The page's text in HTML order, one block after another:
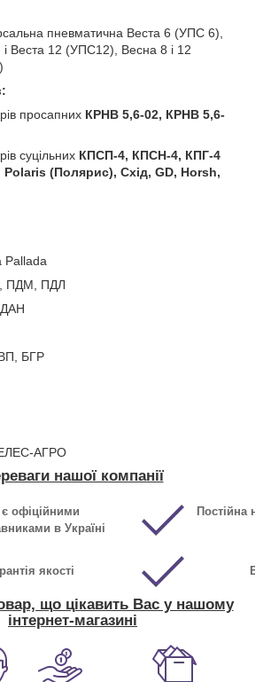
пневматична Веста 6 (УПС 6),
Веста 12 (УПС12), Весна 8 і 12
просапних КРНВ 5,6-02, КРНВ 5,6-
суцільних КПСП-4, КПСН-4, КПГ-4
Polaris (Полярис), Схід, GD, Horsh,
ПДМ, ПДЛ
БГР
АГРО
нашої компанії
офіційними
в Україні
Постійна
якості
що цікавить Вас у нашому
інтернет-магазині